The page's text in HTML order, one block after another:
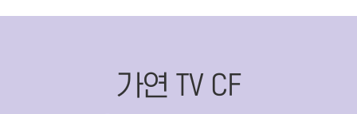
가연 TV CF